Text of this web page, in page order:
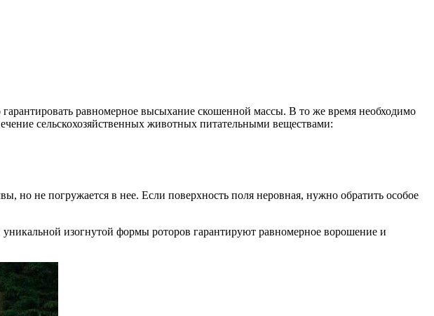
равномерное высыхание скошенной массы. В то же время необходимо
сельскохозяйственных животных питательными веществами:
но не погружается в нее. Если поверхность поля неровная, нужно обратить особое
изогнутой формы роторов гарантируют равномерное ворошение и